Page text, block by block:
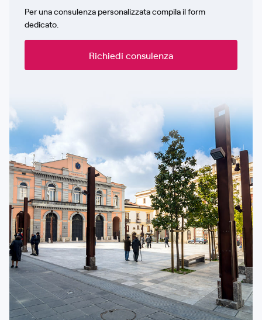
Per una consulenza personalizzata compila il form
dedicato.
Richiedi consulenza